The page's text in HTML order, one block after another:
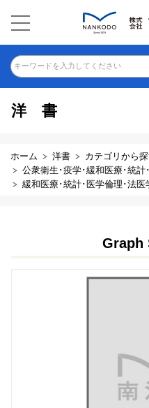
キーワードを入力してください
洋書
ホーム 洋書
カテゴリから
公衆衛生･疫学･緩和医療･統計
緩和医療･統計･医学倫理･法医
Graph